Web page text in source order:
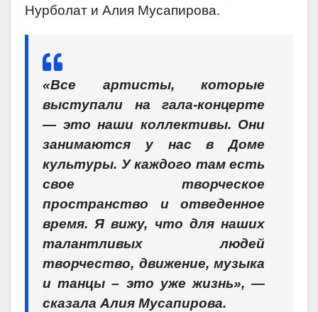
Нурболат и Алия Мусапирова.
«Все артисты, которые
выступали на гала-концерте
— это наши коллективы. Они
занимаются у нас в Доме
культуры. У каждого там есть
свое творческое
пространство и отведенное
время. Я вижу, что для наших
талантливых людей
творчество, движение, музыка
и танцы – это уже жизнь», —
сказала Алия Мусапирова.